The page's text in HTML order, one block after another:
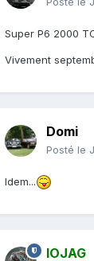
Super P6 2000
Vivement
Domi
Posté le
Idem...
IOJAG